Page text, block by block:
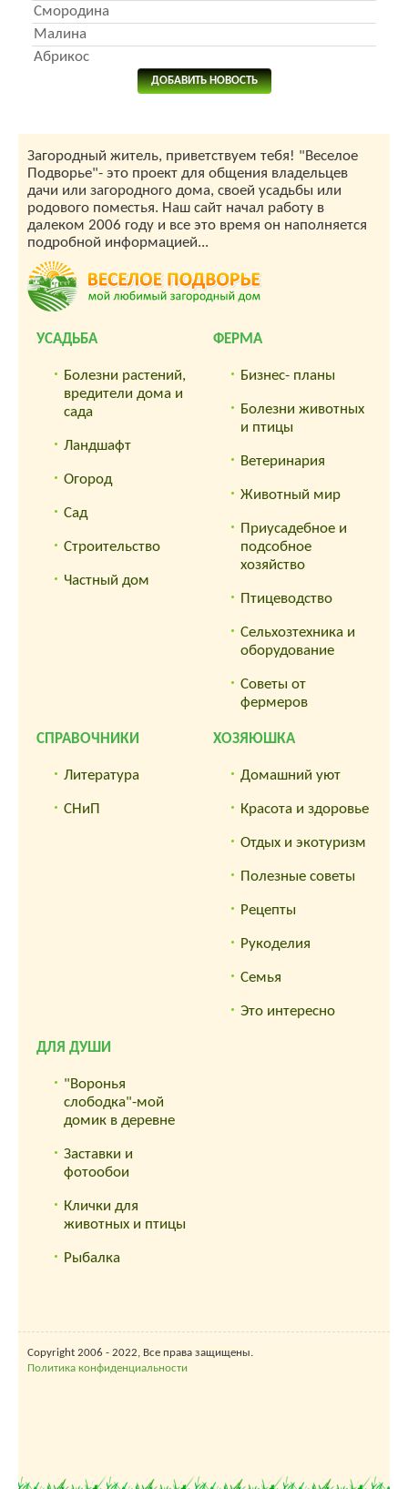
Смородина
Малина
Абрикос
ДОБАВИТЬ НОВОСТЬ
Загородный житель, приветствуем тебя! "Веселое
Подворье"- это проект для общения владельцев
дачи или загородного дома, своей усадьбы или
родового поместья. Наш сайт начал работу в
далеком 2006 году и все это время он наполняется
подробной информацией...
УСАДЬБА
Болезни растений,
вредители дома и
сада
Ландшафт
Огород
Сад
Строительство
Частный дом
ФЕРМА
Бизнес- планы
Болезни животных
и птицы
Ветеринария
Животный мир
Приусадебное и
подсобное
хозяйство
Птицеводство
Сельхозтехника и
оборудование
Советы от
фермеров
СПРАВОЧНИКИ
Литература
СНиП
ХОЗЯЮШКА
Домашний уют
Красота и здоровье
Отдых и экотуризм
Полезные советы
Рецепты
Рукоделия
Семья
Это интересно
ДЛЯ ДУШИ
"Воронья
слободка"-мой
домик в деревне
Заставки и
фотообои
Клички для
животных и птицы
Рыбалка
Copyright 2006 - 2022, Все права защищены.
Политика конфиденциальности